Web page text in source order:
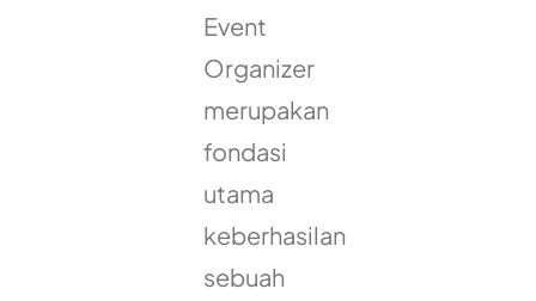
Event
Organizer
merupakan
fondasi
utama
keberhasilan
sebuah